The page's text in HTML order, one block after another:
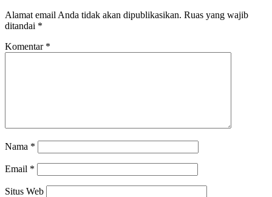
Alamat email Anda tidak akan dipublikasikan. Ruas yang wajib
ditandai *
Komentar *
Nama *
Email *
Situs Web